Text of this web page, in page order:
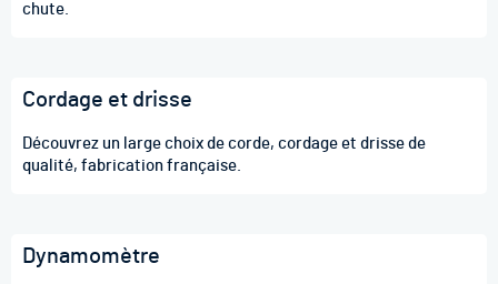
chute.
Cordage et drisse
Découvrez un large choix de corde, cordage et drisse de
qualité, fabrication française.
Dynamomètre